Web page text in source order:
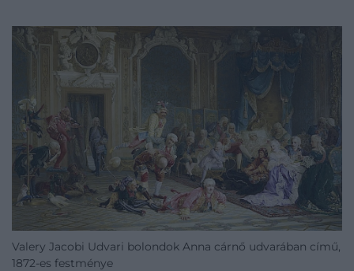
Valery Jacobi Udvari bolondok Anna cárnő udvarában című,
1872-es festménye